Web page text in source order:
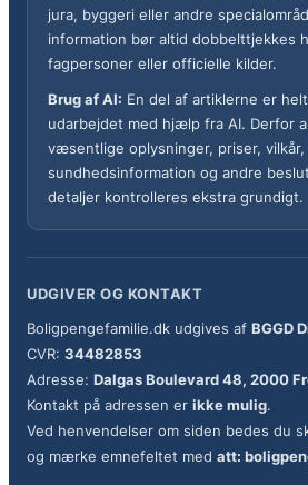
jura, byggeri eller andre
information bør altid dobbelttjekkes
fagpersoner eller officielle kilder.
Brug af AI: En del af artiklerne er
udarbejdet med hjælp fra AI. Derfor
væsentlige oplysninger, priser,
sundhedsinformation og andre
detaljer kontrolleres ekstra grundigt.
UDGIVER OG KONTAKT
Boligpengefamilie.dk udgives af BGGD
CVR: 34482853
Adresse: Dalgas Boulevard 48, 2000
Kontakt på adressen er ikke mulig.
Ved henvendelser om siden bedes du
og mærke emnefeltet med att: